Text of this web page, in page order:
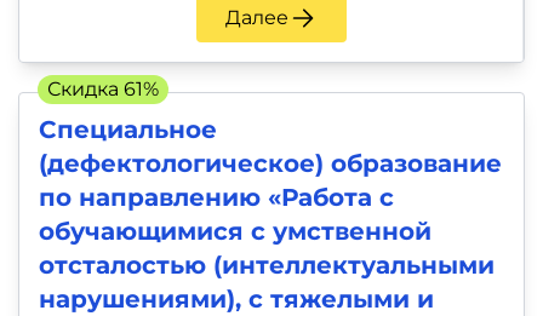
Далее
Специальное
(дефектологическое) образование
по направлению «Работа с
обучающимися с умственной
отсталостью (интеллектуальными
нарушениями), с тяжелыми и
Скидка 61%